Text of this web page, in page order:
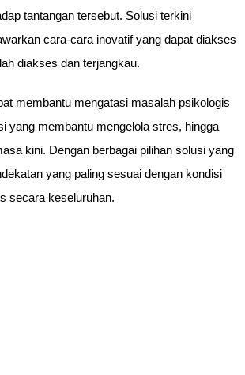
tantangan tersebut. Solusi terkini
cara-cara inovatif yang dapat diakses
diakses dan terjangkau.
membantu mengatasi masalah psikologis
yang membantu mengelola stres, hingga
kini. Dengan berbagai pilihan solusi yang
yang paling sesuai dengan kondisi
secara keseluruhan.